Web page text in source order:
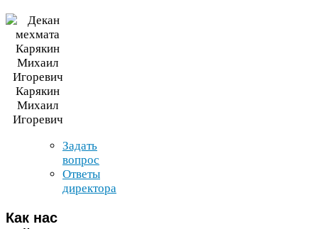
Карякин
Михаил
Игоревич
Задать
вопрос
Ответы
директора
Как нас